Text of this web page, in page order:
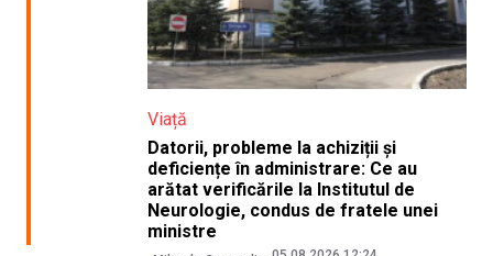
Viață
Datorii, probleme la achiziții și
deficiențe în administrare: Ce au
arătat verificările la Institutul de
Neurologie, condus de fratele unei
ministre